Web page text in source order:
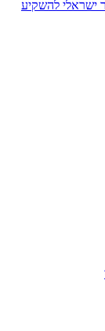
ישראלי להשקיע